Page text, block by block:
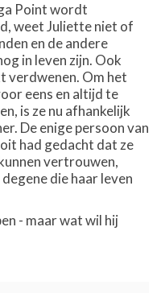
Point wordt
weet Juliette niet of
en de andere
in leven zijn. Ook
verdwenen. Om het
eens en altijd te
is ze nu afhankelijk
De enige persoon van
had gedacht dat ze
vertrouwen,
die haar leven
- maar wat wil hij